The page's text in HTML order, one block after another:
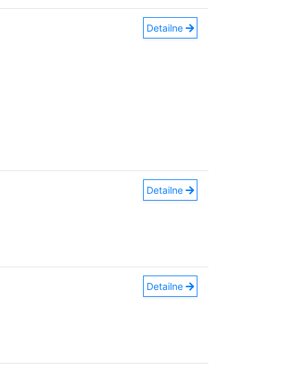
Detailne
Detailne
Detailne